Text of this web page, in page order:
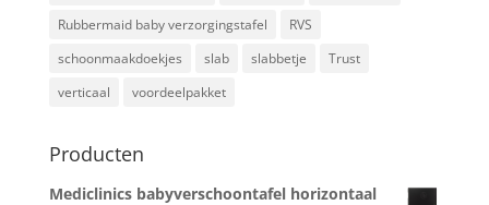
Rubbermaid baby verzorgingstafel
RVS
schoonmaakdoekjes
slab slabbetje
Trust
verticaal
voordeelpakket
Producten
Mediclinics babyverschoontafel horizontaal